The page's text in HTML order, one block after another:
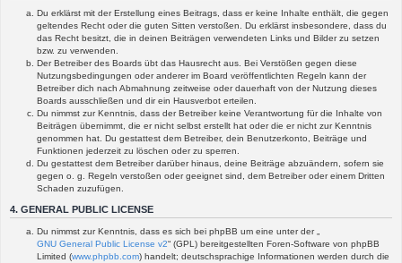
Du erklärst mit der Erstellung eines Beitrags, dass er keine Inhalte enthält, die gegen
geltendes Recht oder die guten Sitten verstoßen. Du erklärst insbesondere, dass du
das Recht besitzt, die in deinen Beiträgen verwendeten Links und Bilder zu setzen
bzw. zu verwenden.
Der Betreiber des Boards übt das Hausrecht aus. Bei Verstößen gegen diese
Nutzungsbedingungen oder anderer im Board veröffentlichten Regeln kann der
Betreiber dich nach Abmahnung zeitweise oder dauerhaft von der Nutzung dieses
Boards ausschließen und dir ein Hausverbot erteilen.
Du nimmst zur Kenntnis, dass der Betreiber keine Verantwortung für die Inhalte von
Beiträgen übernimmt, die er nicht selbst erstellt hat oder die er nicht zur Kenntnis
genommen hat. Du gestattest dem Betreiber, dein Benutzerkonto, Beiträge und
Funktionen jederzeit zu löschen oder zu sperren.
Du gestattest dem Betreiber darüber hinaus, deine Beiträge abzuändern, sofern sie
gegen o. g. Regeln verstoßen oder geeignet sind, dem Betreiber oder einem Dritten
Schaden zuzufügen.
4. GENERAL PUBLIC LICENSE
Du nimmst zur Kenntnis, dass es sich bei phpBB um eine unter der „
GNU General Public License v2“ (GPL) bereitgestellten Foren-Software von phpBB
Limited (www.phpbb.com) handelt; deutschsprachige Informationen werden durch die